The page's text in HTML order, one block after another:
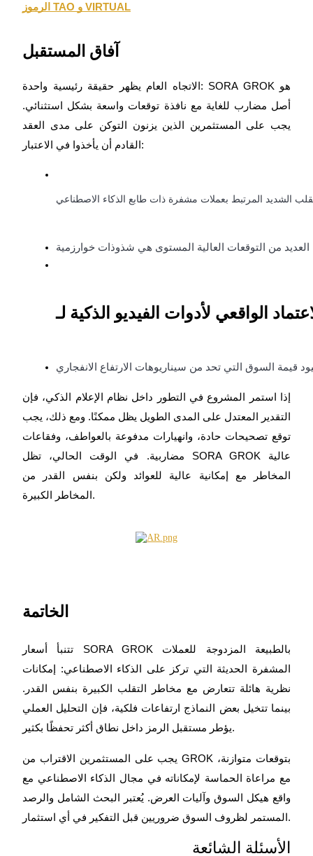
الرموز TAO و VIRTUAL
آفاق المستقبل
الاتجاه العام يظهر حقيقة رئيسية واحدة: SORA GROK هو
أصل مضارب للغاية مع نافذة توقعات واسعة بشكل استثنائي.
يجب على المستثمرين الذين يزنون التوكن على مدى العقد
القادم أن يأخذوا في الاعتبار:
الشديد المرتبط بعملات مشفرة ذات طابع الذكاء الاصطناعي
العديد من التوقعات العالية المستوى هي شذوذات خوارزمية
قيمة السوق التي تحد من سيناريوهات الارتفاع الانفجاري
إذا استمر المشروع في التطور داخل نظام الإعلام الذكي، فإن
التقدير المعتدل على المدى الطويل يظل ممكنًا. ومع ذلك، يجب
توقع تصحيحات حادة، وانهيارات مدفوعة بالعواطف، وفقاعات
مضاربية. في الوقت الحالي، تظل SORA GROK عالية
المخاطر مع إمكانية عالية للعوائد ولكن بنفس القدر من
المخاطر الكبيرة.
الخاتمة
تتنبأ أسعار SORA GROK بالطبيعة المزدوجة للعملات
المشفرة الحديثة التي تركز على الذكاء الاصطناعي: إمكانات
نظرية هائلة تتعارض مع مخاطر التقلب الكبيرة بنفس القدر.
بينما تتخيل بعض النماذج ارتفاعات فلكية، فإن التحليل العملي
يؤطر مستقبل الرمز داخل نطاق أكثر تحفظًا بكثير.
يجب على المستثمرين الاقتراب من GROK بتوقعات متوازنة،
مع مراعاة الحماسة لإمكاناته في مجال الذكاء الاصطناعي مع
واقع هيكل السوق وآليات العرض. يُعتبر البحث الشامل والرصد
المستمر لظروف السوق ضروريين قبل التفكير في أي استثمار.
الأسئلة الشائعة